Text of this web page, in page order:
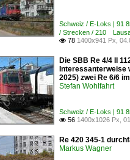
Schweiz / E-Loks | 91
/ Strecken / 210
 78 1400x941 Px,
Die SBB Re 4/4 II
Interessanterweise
2025) zwei Re 6/6
Stefan Wohlfahrt
Schweiz / E-Loks | 91
 56 1400x1026 Px,
Re 420 345-1
Markus Wagner